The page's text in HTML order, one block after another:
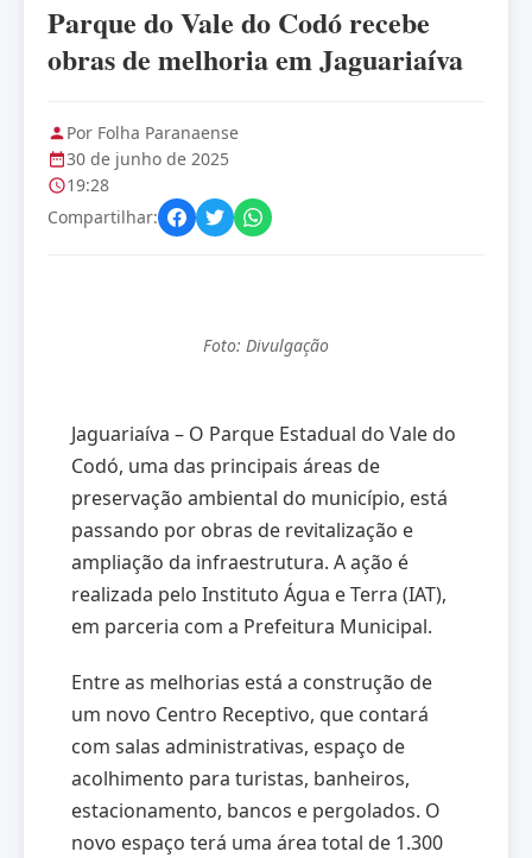
Parque do Vale do Codó recebe
obras de melhoria em Jaguariaíva
Por Folha Paranaense
30 de junho de 2025
19:28
Compartilhar:
Foto: Divulgação
Jaguariaíva – O Parque Estadual do Vale do
Codó, uma das principais áreas de
preservação ambiental do município, está
passando por obras de revitalização e
ampliação da infraestrutura. A ação é
realizada pelo Instituto Água e Terra (IAT),
em parceria com a Prefeitura Municipal.
Entre as melhorias está a construção de
um novo Centro Receptivo, que contará
com salas administrativas, espaço de
acolhimento para turistas, banheiros,
estacionamento, bancos e pergolados. O
novo espaço terá uma área total de 1.300